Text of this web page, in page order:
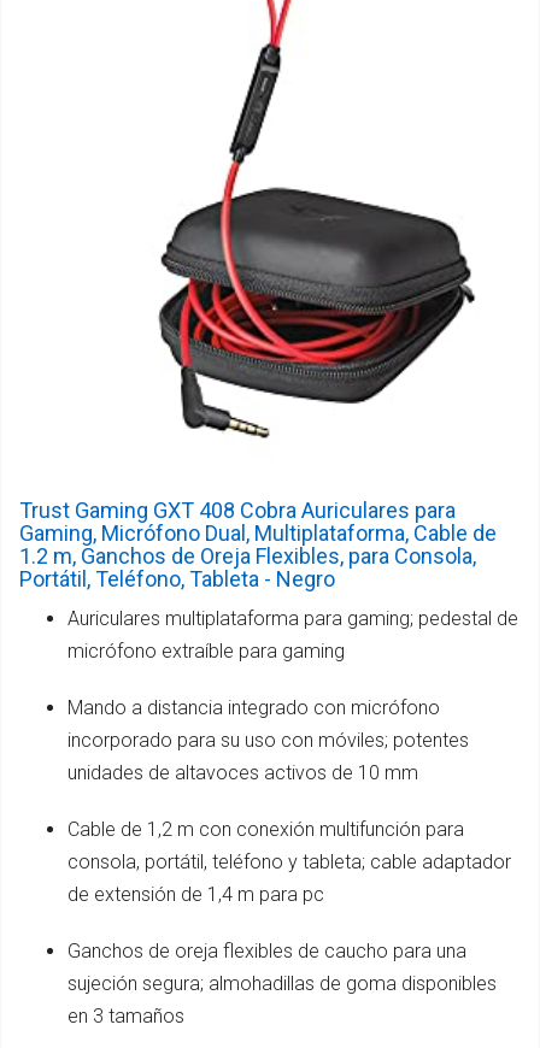
Trust Gaming GXT 408 Cobra Auriculares para
Gaming, Micrófono Dual, Multiplataforma, Cable de
1.2 m, Ganchos de Oreja Flexibles, para Consola,
Portátil, Teléfono, Tableta - Negro
Auriculares multiplataforma para gaming; pedestal de
micrófono extraíble para gaming
Mando a distancia integrado con micrófono
incorporado para su uso con móviles; potentes
unidades de altavoces activos de 10 mm
Cable de 1,2 m con conexión multifunción para
consola, portátil, teléfono y tableta; cable adaptador
de extensión de 1,4 m para pc
Ganchos de oreja flexibles de caucho para una
sujeción segura; almohadillas de goma disponibles
en 3 tamaños